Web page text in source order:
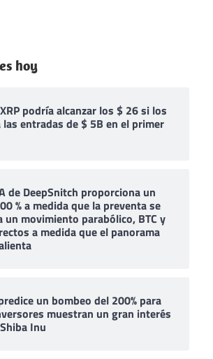
hoy
podría alcanzar los $ 26 si los
las entradas de $ 5B en el primer
de DeepSnitch proporciona un
% a medida que la preventa se
un movimiento parabólico, BTC y
a medida que el panorama
un bombeo del 200% para
muestran un gran interés
Inu